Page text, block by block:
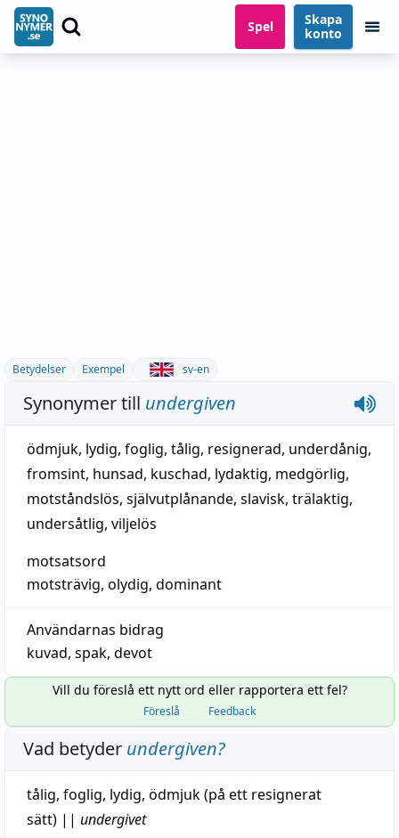
Spel
Skapa
konto
Betydelser Exempel sv-en
Synonymer till undergiven
ödmjuk, lydig, foglig, tålig, resignerad, underdånig,
fromsint, hunsad, kuschad, lydaktig, medgörlig,
motståndslös, självutplånande, slavisk, trälaktig,
undersåtlig, viljelös
motsatsord
motsträvig, olydig, dominant
Användarnas bidrag
kuvad, spak, devot
Vill du föreslå ett nytt ord eller rapportera ett fel?
Föreslå Feedback
Vad betyder undergiven?
tålig, foglig, lydig, ödmjuk(på ett resignerat
sätt) || undergivet